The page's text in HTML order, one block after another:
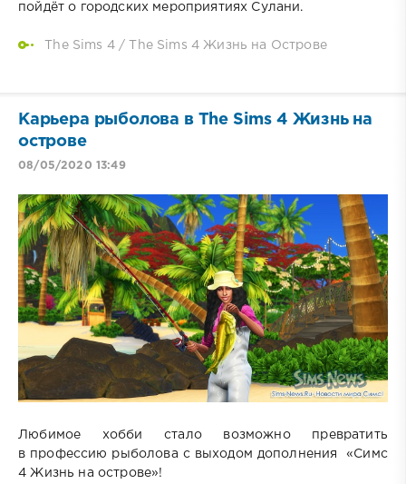
пойдёт о городских мероприятиях Сулани.
The Sims 4/ The Sims 4 Жизнь на Острове
Карьера рыболова в The Sims 4 Жизнь на
острове
08/05/2020 13:49
Любимое хобби стало возможно превратить
в профессию рыболова с выходом дополнения «Симс
4 Жизнь на острове»!